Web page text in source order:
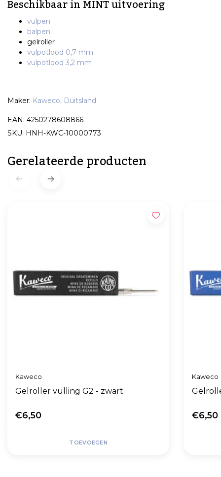
Beschikbaar in MINT uitvoering
vulpen
balpen
gelroller
vulpotlood 0,7 mm
vulpotlood 3,2 mm
Maker: Kaweco, Duitsland
EAN: 4250278608866
SKU: HNH-KWC-10000773
Gerelateerde producten
Kaweco
Gelroller vulling G2 - zwart
€6,50
TOEVOEGEN
Kaweco
€6,50